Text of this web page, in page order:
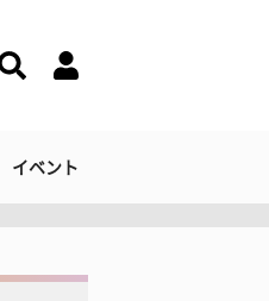
イベント